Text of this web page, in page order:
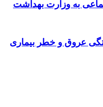
عروق و خطر بیماری